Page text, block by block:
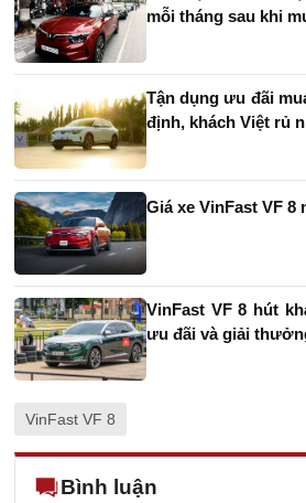
mỗi tháng sau khi
Tận dụng ưu đãi
định, khách Việt rủ
Giá xe VinFast VF 8
VinFast VF 8 hút
ưu đãi và giải
VinFast VF 8
Bình luận